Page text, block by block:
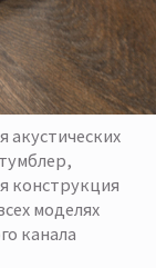
акустических
конструкция
моделях
канала